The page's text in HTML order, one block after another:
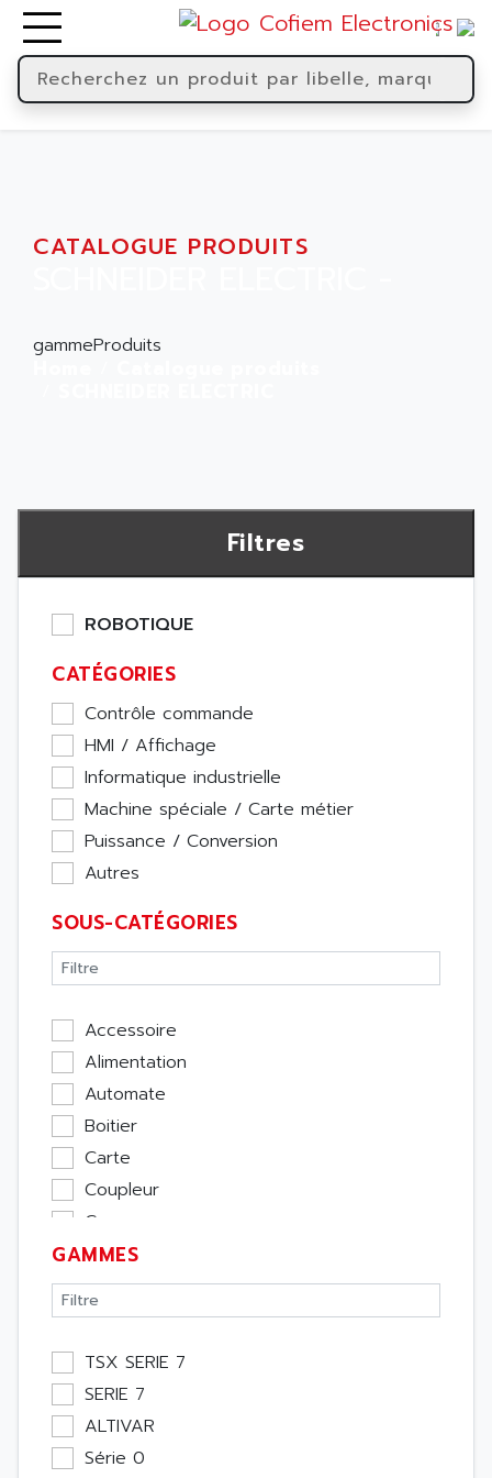
CATALOGUE PRODUITS
gammeProduits
Filtres
ROBOTIQUE
CATÉGORIES
Contrôle commande
HMI / Affichage
Informatique industrielle
Machine spéciale / Carte métier
Puissance / Conversion
Autres
SOUS-CATÉGORIES
Accessoire
Alimentation
Automate
Boitier
Carte
Coupleur
Cpu
Ecran
Entrée / Sortie
Memoire
Module Métier
Moteur
Pupitre Opérateur
Rack
GAMMES
TSX SERIE 7
SERIE 7
ALTIVAR
Série 0